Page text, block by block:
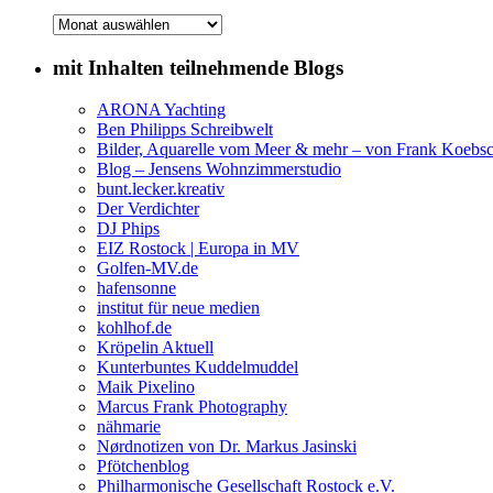
Archive
mit Inhalten teilnehmende Blogs
ARONA Yachting
Ben Philipps Schreibwelt
Bilder, Aquarelle vom Meer & mehr – von Frank
Blog – Jensens Wohnzimmerstudio
bunt.lecker.kreativ
Der Verdichter
DJ Phips
EIZ Rostock | Europa in MV
Golfen-MV.de
hafensonne
institut für neue medien
kohlhof.de
Kröpelin Aktuell
Kunterbuntes Kuddelmuddel
Maik Pixelino
Marcus Frank Photography
nähmarie
Nørdnotizen von Dr. Markus Jasinski
Pfötchenblog
Philharmonische Gesellschaft Rostock e.V.